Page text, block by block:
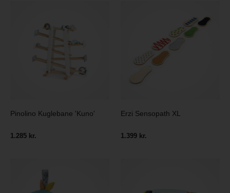
Pinolino Kuglebane 'Kuno'
1.285 kr.
Erzi Sensopath XL
1.399 kr.